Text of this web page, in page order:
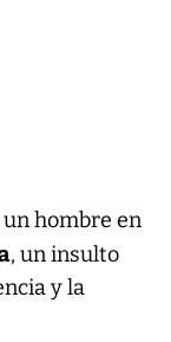
hombre en
, un insulto
y la